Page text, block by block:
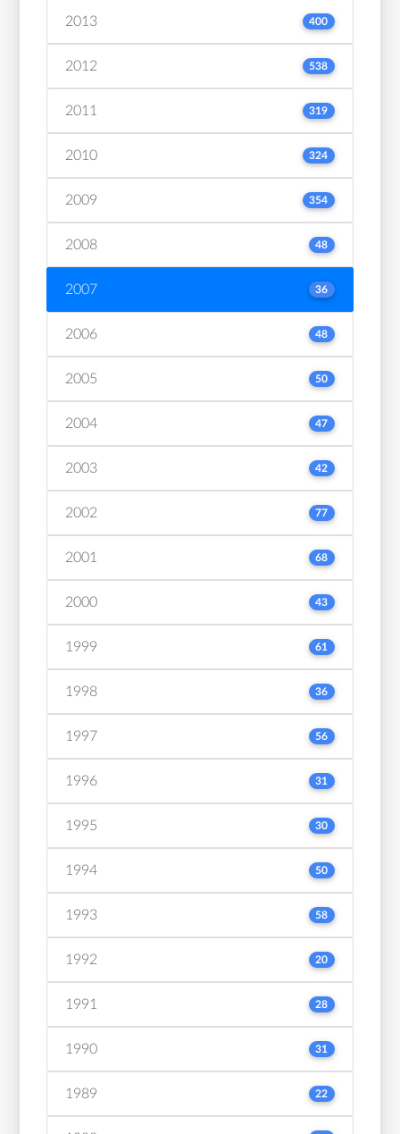
2013 400
2012 538
2011 319
2010 324
2009 354
2008 48
2007 36
2006 48
2005 50
2004 47
2003 42
2002 77
2001 68
2000 43
1999 61
1998 36
1997 56
1996 31
1995 30
1994 50
1993 58
1992 20
1991 28
1990 31
1989 22